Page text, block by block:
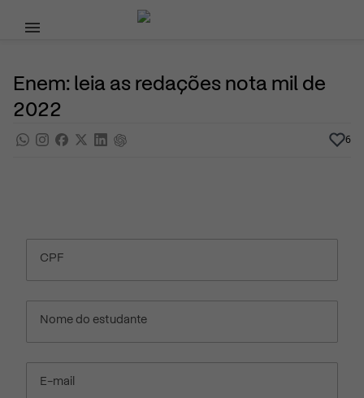
Pular para o conteúdo principal
Enem: leia as redações nota mil de
2022
6
CPF
Nome do estudante
E-mail